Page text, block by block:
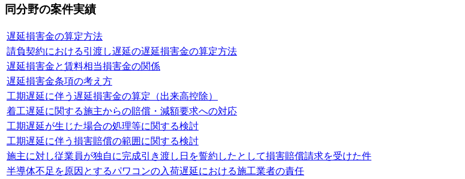
同分野の案件実績
遅延損害金の算定方法
請負契約における引渡し遅延の遅延損害金の算定方法
遅延損害金と賃料相当損害金の関係
遅延損害金条項の考え方
工期遅延に伴う遅延損害金の算定（出来高控除）
着工遅延に関する施主からの賠償・減額要求への対応
工期遅延が生じた場合の処理等に関する検討
工期遅延に伴う損害賠償の範囲に関する検討
施主に対し従業員が独自に完成引き渡し日を誓約したとして損害賠償請求を受けた件
半導体不足を原因とするパワコンの入荷遅延における施工業者の責任